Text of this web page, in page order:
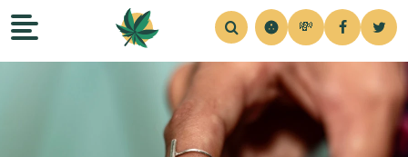
Recensioni Strains NotizieConsigli
💸